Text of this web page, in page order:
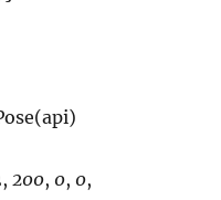
200,0,0,